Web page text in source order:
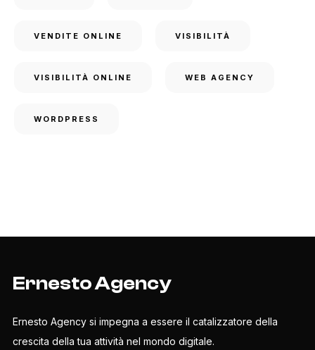
VENDITE ONLINE VISIBILITÀ
VISIBILITÀ ONLINE WEB AGENCY
WORDPRESS
Ernesto Agency
Ernesto Agency si impegna a essere il catalizzatore della
crescita della tua attività nel mondo digitale.